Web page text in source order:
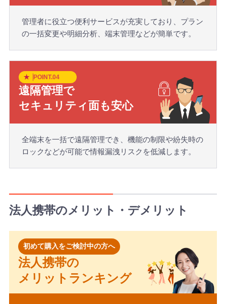
管理者に役立つ便利サービスが充実しており、プラン
の一括変更や明細分析、端末管理などが簡単です。
POINT.04
遠隔管理で
セキュリティ面も安心
全端末を一括で遠隔管理でき、機能の制限や紛失時の
ロックなどが可能で情報漏洩リスクを低減します。
法人携帯のメリット・デメリット
初めて購入をご検討中の方へ
法人携帯の
メリットランキング